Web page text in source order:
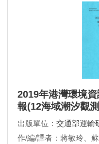
2019年港灣環境
報(12海域潮汐觀
出版單位： 交通部運輸
作/編/譯者：蔣敏玲、